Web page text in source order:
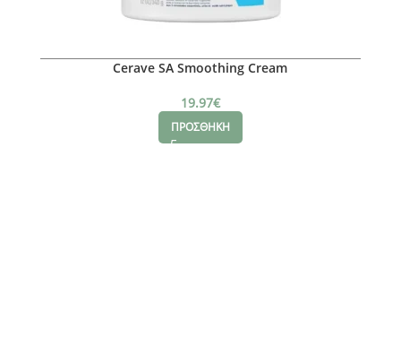
Cerave SA Smoothing Cream
19.97€
ΠΡΟΣΘΗΚΗ